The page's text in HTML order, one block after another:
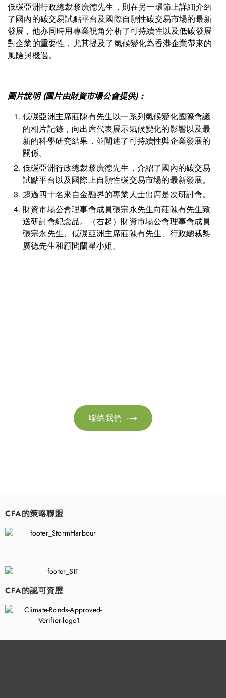
低碳亞洲行政總裁黎廣德先生，則在另一環節上詳細介紹
了國內的碳交易試點平台及國際自願性碳交易市場的最新
發展，他亦同時用專業視角分析了可持續性以及低碳發展
對企業的重要性，尤其提及了氣候變化為香港企業帶來的
風險與機遇。
圖片說明 (圖片由財資市場公會提供) :
低碳亞洲主席莊陳有先生以一系列氣候變化國際會議
的相片記錄，向出席代表展示氣候變化的影響以及最
新的科學研究結果，並闡述了可持續性與企業發展的
關係。
低碳亞洲行政總裁黎廣德先生，介紹了國內的碳交易
試點平台以及國際上自願性碳交易市場的最新發展。
超過四十名來自金融界的專業人士出席是次研討會。
財資市場公會理事會成員張宗永先生向莊陳有先生致
送研討會紀念品。（右起）財資市場公會理事會成員
張宗永先生、低碳亞洲主席莊陳有先生、行政總裁黎
廣德先生和顧問蘭星小姐。

聯絡我們
CFA的策略聯盟
CFA的認可資歷